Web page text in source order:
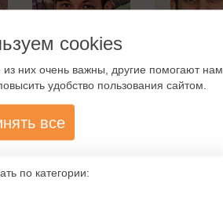
cookies
них очень важны, другие помогают нам
удобство пользования сайтом.
все
по категории: